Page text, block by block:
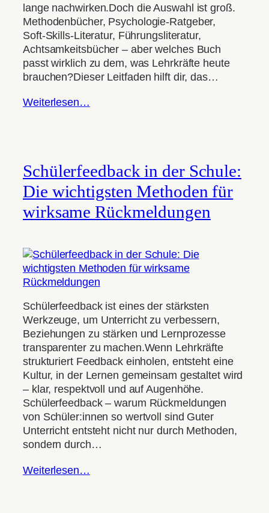
lange nachwirken.Doch die Auswahl ist groß.
Methodenbücher, Psychologie‑Ratgeber,
Soft‑Skills‑Literatur, Führungsliteratur,
Achtsamkeitsbücher – aber welches Buch
passt wirklich zu dem, was Lehrkräfte heute
brauchen?Dieser Leitfaden hilft dir, das…
Weiterlesen…
Schülerfeedback in der Schule:
Die wichtigsten Methoden für
wirksame Rückmeldungen
Schülerfeedback ist eines der stärksten
Werkzeuge, um Unterricht zu verbessern,
Beziehungen zu stärken und Lernprozesse
transparenter zu machen.Wenn Lehrkräfte
strukturiert Feedback einholen, entsteht eine
Kultur, in der Lernen gemeinsam gestaltet wird
– klar, respektvoll und auf Augenhöhe.
Schülerfeedback – warum Rückmeldungen
von Schüler:innen so wertvoll sind Guter
Unterricht entsteht nicht nur durch Methoden,
sondern durch…
Weiterlesen…